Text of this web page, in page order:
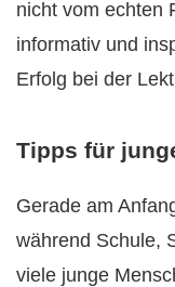
nicht vom echten
informativ und
Erfolg bei der
Tipps für
Gerade am
während Schule,
viele junge